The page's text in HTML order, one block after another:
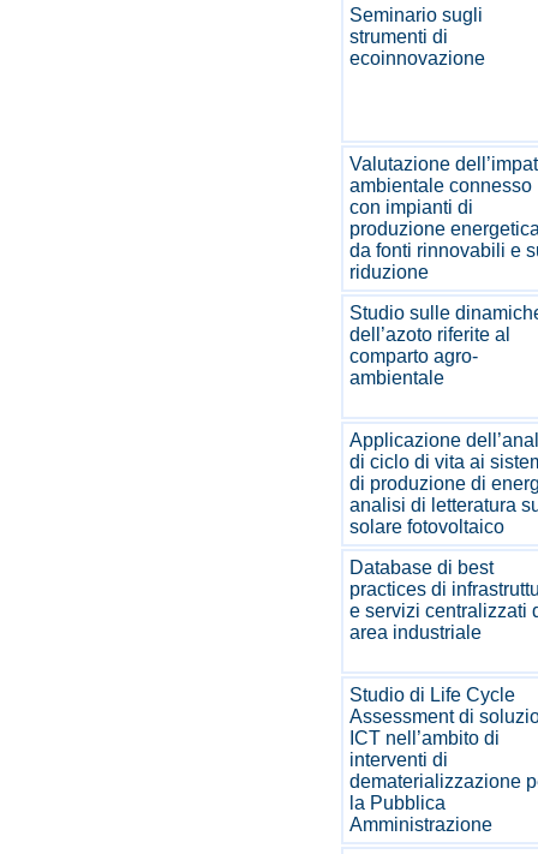
Seminario sugli
strumenti di
ecoinnovazione
Valutazione
ambientale connesso
con impianti di
produzione
da fonti rinnovabili e
riduzione
Studio sulle
dell’azoto riferite al
comparto agro-
ambientale
Applicazione
di ciclo di vita ai
di produzione di
analisi di letteratura
solare fotovoltaico
Database di best
practices di
e servizi centralizzati
area industriale
Studio di Life Cycle
Assessment di
ICT nell’ambito di
interventi di
dematerializzazione
la Pubblica
Amministrazione